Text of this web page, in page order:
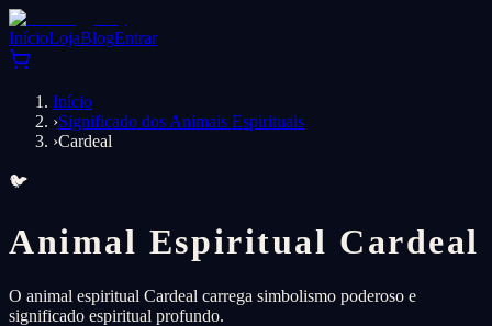
InícioLojaBlogEntrar
Início
›Significado dos Animais Espirituais
›Cardeal
🐦
Animal Espiritual Cardeal
O animal espiritual Cardeal carrega simbolismo poderoso e
significado espiritual profundo.